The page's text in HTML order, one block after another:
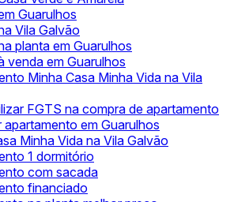
Guarulhos
Vila Galvão
planta em Guarulhos
venda em Guarulhos
Minha Casa Minha Vida na Vila
FGTS na compra de apartamento
apartamento em Guarulhos
Minha Vida na Vila Galvão
1 dormitório
com sacada
financiado